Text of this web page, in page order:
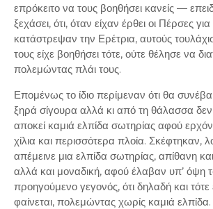
επρόκειτο να τους βοηθήσει κανείς ―
ξεχάσει, ότι, όταν είχαν έρθει οι Πέρσες
κατάστρεψαν την Ερέτρια, αυτούς
τους είχε βοηθήσει τότε, ούτε θέλησε να
πολεμώντας πλάι τους.
Επομένως το ίδιο περίμεναν ότι θα
ξηρά σίγουρα αλλά κι από τη θάλασσα
αποκεί καμιά ελπίδα σωτηρίας αφού
χίλια και περισσότερα πλοία. Σκέφτηκαν,
απέμεινε μια ελπίδα σωτηρίας, απίθανη
αλλά και μοναδική, αφού έλαβαν υπ’ όψη
προηγούμενο γεγονός, ότι δηλαδή και
φαίνεται, πολεμώντας χωρίς καμιά ελπίδα.